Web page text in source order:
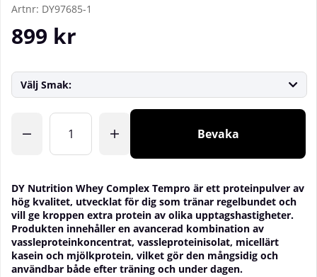
Artnr: DY97685-1
899 kr
Välj Smak:
Bevaka
DY Nutrition Whey Complex Tempro är ett proteinpulver av
hög kvalitet, utvecklat för dig som tränar regelbundet och
vill ge kroppen extra protein av olika upptagshastigheter.
Produkten innehåller en avancerad kombination av
vassleproteinkoncentrat, vassleproteinisolat, micellärt
kasein och mjölkprotein, vilket gör den mångsidig och
användbar både efter träning och under dagen.